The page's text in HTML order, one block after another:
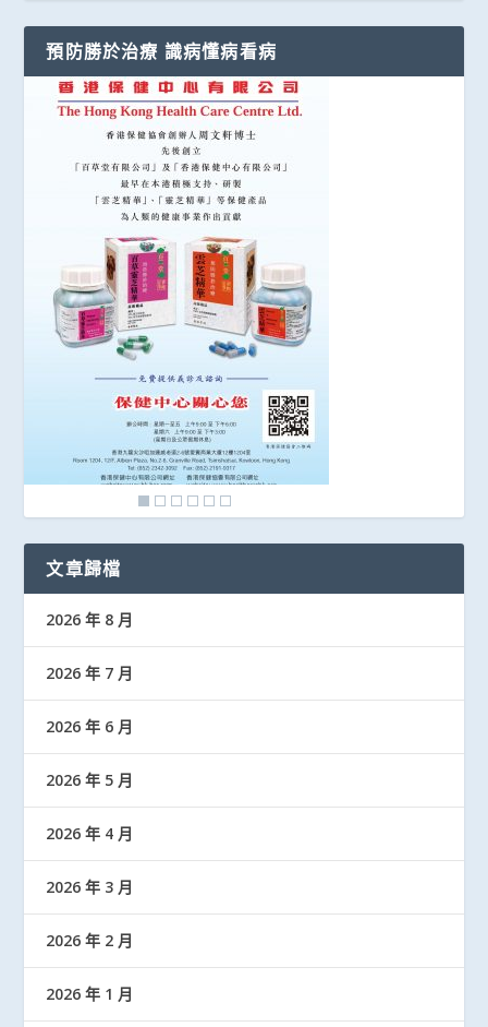
預防勝於治療 識病懂病看病
文章歸檔
2026 年 8 月
2026 年 7 月
2026 年 6 月
2026 年 5 月
2026 年 4 月
2026 年 3 月
2026 年 2 月
2026 年 1 月